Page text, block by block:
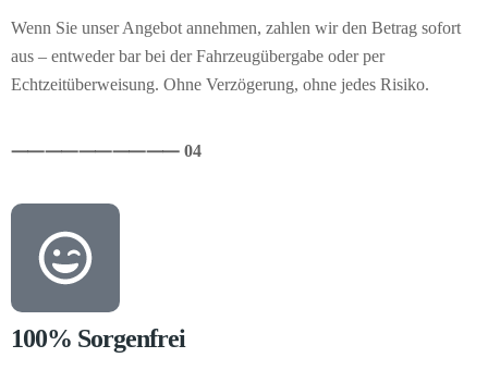
Wenn Sie unser Angebot annehmen, zahlen wir den Betrag sofort
aus – entweder bar bei der Fahrzeugübergabe oder per
Echtzeitüberweisung. Ohne Verzögerung, ohne jedes Risiko.
⸺⸺⸺⸺⸺ 04
100% Sorgenfrei